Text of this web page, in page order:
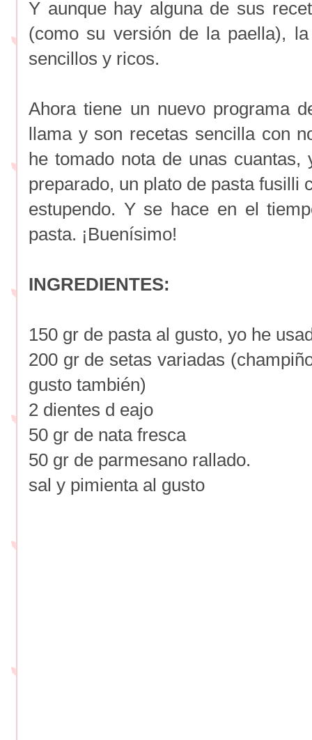
Y aunque hay alguna de sus
(como su versión de la paella),
sencillos y ricos.
Ahora tiene un nuevo programa
llama y son recetas sencilla con
he tomado nota de unas
preparado, un plato de pasta fusilli
estupendo. Y se hace en el
pasta. ¡Buenísimo!
INGREDIENTES:
150 gr de pasta al gusto, yo he
200 gr de setas variadas
gusto también)
2 dientes d eajo
50 gr de nata fresca
50 gr de parmesano rallado.
sal y pimienta al gusto